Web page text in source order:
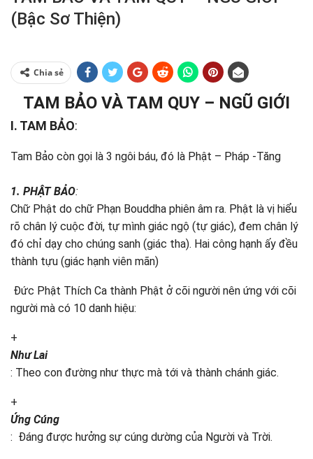
(Bậc Sơ Thiện)
Chia sẻ
TAM BẢO VÀ TAM QUY – NGŨ GIỚI
I. TAM BẢO:
Tam Bảo còn gọi là 3 ngôi báu, đó là Phật – Pháp -Tăng
1. PHẬT BẢO:
Chữ Phật do chữ Phạn Bouddha phiên âm ra. Phật là vị hiểu
rõ chân lý cuộc đời, tự mình giác ngộ (tự giác), đem chân lý
đó chỉ dạy cho chúng sanh (giác tha). Hai công hạnh ấy đều
thành tựu (giác hạnh viên mãn)
Đức Phật Thích Ca thành Phật ở cõi người nên ứng với cõi
người mà có 10 danh hiệu:
+
Như Lai
: Theo con đường như thực mà tới và thành chánh giác.
+
Ứng Cúng
: Đáng được hưởng sự cúng dường của Người và Trời.